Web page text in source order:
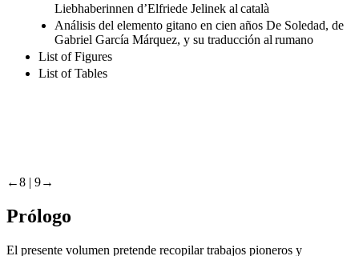
Anàlisi funcionalista de la traducció de Die
Liebhaberinnen d’Elfriede Jelinek al català
Análisis del elemento gitano en cien años De Soledad, de
Gabriel García Márquez, y su traducción al rumano
List of Figures
Prólogo